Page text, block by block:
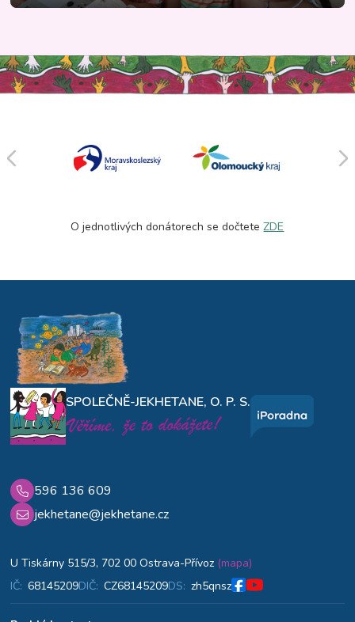
O jednotlivých donátorech se dočteteZDE
SPOLEČNĚ-JEKHETANE, O. P. S.
596 136 609
jekhetane@jekhetane.cz
U Tiskárny 515/3, 702 00 Ostrava-Přívoz (mapa)
IČ: 68145209DIČ: CZ68145209DS: zh5qnsz